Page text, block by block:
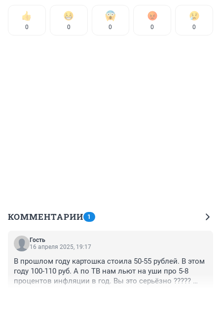
0 0 0 0 0
КОММЕНТАРИИ 1
Гость
16 апреля 2025, 19:17
В прошлом году картошка стоила 50-55 рублей. В этом
году 100-110 руб. А по ТВ нам льют на уши про 5-8
процентов инфляции в год. Вы это серьёзно ?????